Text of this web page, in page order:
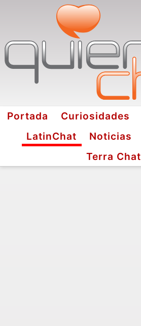
Portada Curiosidades
LatinChat
Noticias
Terra Chat